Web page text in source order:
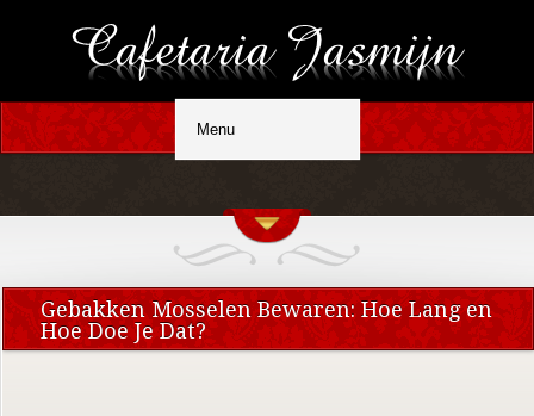
Gebakken Mosselen Bewaren: Hoe Lang en
Hoe Doe Je Dat?